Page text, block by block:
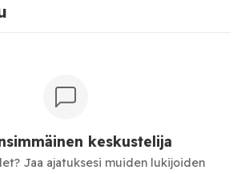
keskustelija
Jaa ajatuksesi muiden lukijoiden